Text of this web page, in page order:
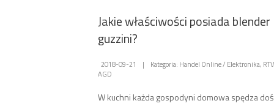
Jakie właściwości posiada blender
guzzini?
2018-09-21 |
Kategoria: Handel Online / Elektronika,
AGD
W kuchni każda gospodyni domowa spędza